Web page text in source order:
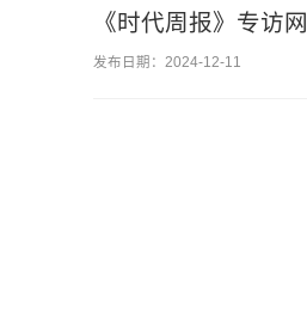
《时代周报》专访
发布日期：2024-12-11